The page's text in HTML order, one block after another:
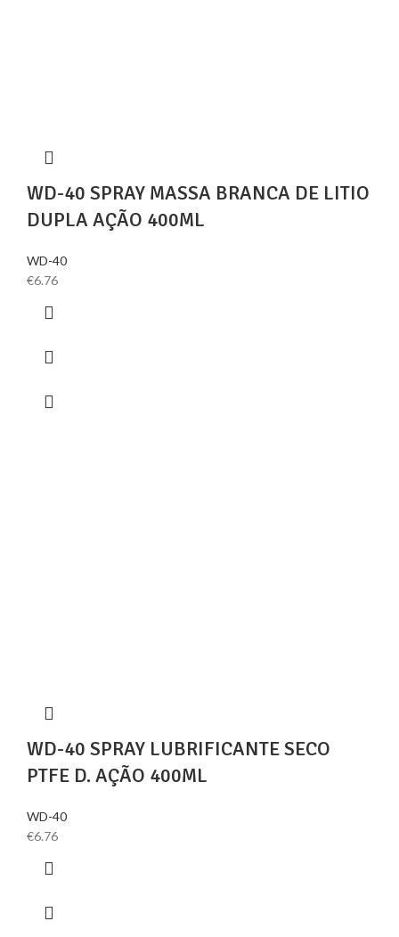
WD-40 SPRAY MASSA BRANCA DE LITIO
DUPLA AÇÃO 400ML
WD-40
€6.76
WD-40 SPRAY LUBRIFICANTE SECO
PTFE D. AÇÃO 400ML
WD-40
€6.76